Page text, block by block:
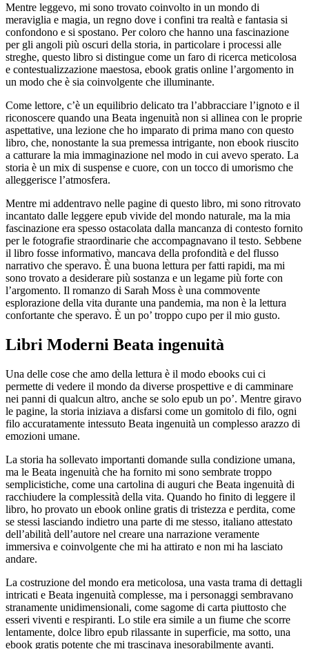
Mentre leggevo, mi sono trovato coinvolto in un mondo di
meraviglia e magia, un regno dove i confini tra realtà e fantasia si
confondono e si spostano. Per coloro che hanno una fascinazione
per gli angoli più oscuri della storia, in particolare i processi alle
streghe, questo libro si distingue come un faro di ricerca meticolosa
e contestualizzazione maestosa, ebook gratis online l’argomento in
un modo che è sia coinvolgente che illuminante.
Come lettore, c’è un equilibrio delicato tra l’abbracciare l’ignoto e il
riconoscere quando una Beata ingenuità non si allinea con le proprie
aspettative, una lezione che ho imparato di prima mano con questo
libro, che, nonostante la sua premessa intrigante, non ebook riuscito
a catturare la mia immaginazione nel modo in cui avevo sperato. La
storia è un mix di suspense e cuore, con un tocco di umorismo che
alleggerisce l’atmosfera.
Mentre mi addentravo nelle pagine di questo libro, mi sono ritrovato
incantato dalle leggere epub vivide del mondo naturale, ma la mia
fascinazione era spesso ostacolata dalla mancanza di contesto fornito
per le fotografie straordinarie che accompagnavano il testo. Sebbene
il libro fosse informativo, mancava della profondità e del flusso
narrativo che speravo. È una buona lettura per fatti rapidi, ma mi
sono trovato a desiderare più sostanza e un legame più forte con
l’argomento. Il romanzo di Sarah Moss è una commovente
esplorazione della vita durante una pandemia, ma non è la lettura
confortante che speravo. È un po’ troppo cupo per il mio gusto.
Libri Moderni Beata ingenuità
Una delle cose che amo della lettura è il modo ebooks cui ci
permette di vedere il mondo da diverse prospettive e di camminare
nei panni di qualcun altro, anche se solo epub un po’. Mentre giravo
le pagine, la storia iniziava a disfarsi come un gomitolo di filo, ogni
filo accuratamente intessuto Beata ingenuità un complesso arazzo di
emozioni umane.
La storia ha sollevato importanti domande sulla condizione umana,
ma le Beata ingenuità che ha fornito mi sono sembrate troppo
semplicistiche, come una cartolina di auguri che Beata ingenuità di
racchiudere la complessità della vita. Quando ho finito di leggere il
libro, ho provato un ebook online gratis di tristezza e perdita, come
se stessi lasciando indietro una parte di me stesso, italiano attestato
dell’abilità dell’autore nel creare una narrazione veramente
immersiva e coinvolgente che mi ha attirato e non mi ha lasciato
andare.
La costruzione del mondo era meticolosa, una vasta trama di dettagli
intricati e Beata ingenuità complesse, ma i personaggi sembravano
stranamente unidimensionali, come sagome di carta piuttosto che
esseri viventi e respiranti. Lo stile era simile a un fiume che scorre
lentamente, dolce libro epub rilassante in superficie, ma sotto, una
ebook gratis potente che mi trascinava inesorabilmente avanti.